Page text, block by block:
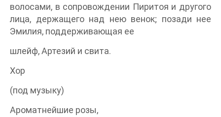
волосами, в сопровождении Пиритоя и другого
лица, держащего над нею венок; позади нее
Эмилия, поддерживающая ее
шлейф, Артезий и свита.
Хор
(под музыку)
Ароматнейшие розы,